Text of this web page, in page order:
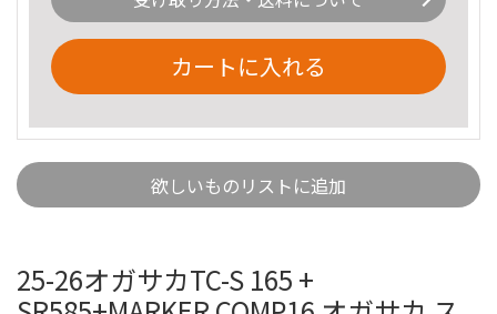
カートに入れる
欲しいものリストに追加
25-26オガサカTC-S 165 +